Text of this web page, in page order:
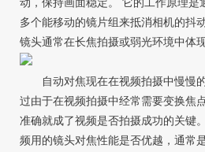
多个能移动的镜片组来抵消相机的抖
镜头通常在长焦拍摄或弱光环境中体
自动对焦现在在视频拍摄中慢慢
过由于在视频拍摄中经常需要变换焦
准确就成了视频是否拍摄成功的关键
频用的镜头对焦性能是否优越，通常